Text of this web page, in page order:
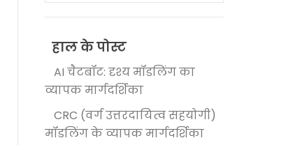
हाल के पोस्ट
AI चैटबॉट: दृश्य मॉडलिंग का
व्यापक मार्गदर्शिका
CRC (वर्ग उत्तरदायित्व सहयोगी)
मॉडलिंग के व्यापक मार्गदर्शिका